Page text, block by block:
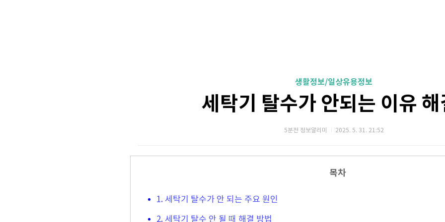
생활정보/일상유용정보
세탁기 탈수가 안되는 이유
5분전 정보알리미 2025. 5. 31. 21:52
목차
1. 세탁기 탈수가 안 되는 주요 원인
2. 세탁기 탈수 안 될 때 해결 방법